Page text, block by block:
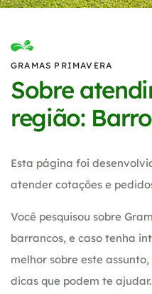
GRAMAS PRIMAVERA
Sobre
região:
Esta página foi
atender cotações e
Você pesquisou sobre
barrancos, e caso tenha
melhor sobre este assunto,
dicas que podem te ajudar.